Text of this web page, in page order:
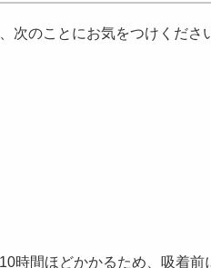
次のことにお気をつけくださ
時間ほどかかるため、吸着前